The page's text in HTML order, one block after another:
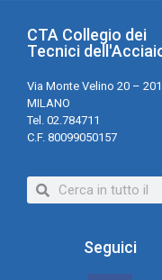
CTA Collegio dei
Tecnici
Via Monte Velino 20 –
MILANO
Tel. 02.784711
C.F. 80099050157
Seguici